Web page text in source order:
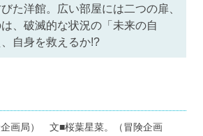
た洋館。広い部屋には二つの扉、
、破滅的な状況の「未来の自
自身を救えるか!?
画局） 文■桜葉星菜。（冒険企画